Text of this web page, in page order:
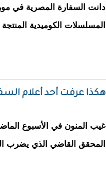
دانت السفارة المصرية في
المسلسلات الكوميدية
هكذا عرفت أحد أعلام
غيب المنون في الأسبوع
المحقق القاضي الذي يضرب